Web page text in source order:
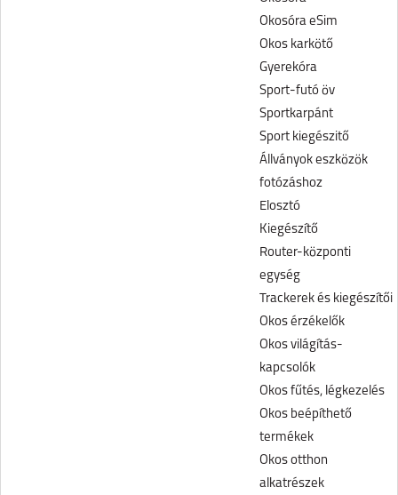
Okosóra eSim
Okos karkötő
Gyerekóra
Sport-futó öv
Sportkarpánt
Sport kiegészitő
Állványok eszközök
fotózáshoz
Elosztó
Kiegészítő
Router-központi
egység
Trackerek és kiegészítői
Okos érzékelők
Okos világítás-
kapcsolók
Okos fűtés, légkezelés
Okos beépíthető
termékek
Okos otthon
alkatrészek